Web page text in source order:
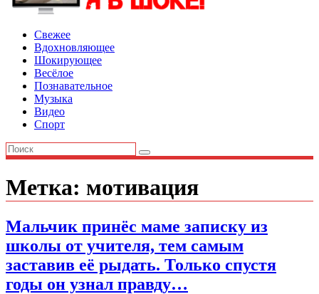
Свежее
Вдохновляющее
Шокирующее
Весёлое
Познавательное
Музыка
Видео
Спорт
Метка: мотивация
Мальчик принёс маме записку из
школы от учителя, тем самым
заставив её рыдать. Только спустя
годы он узнал правду…